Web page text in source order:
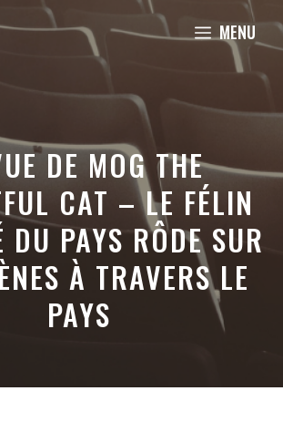
MENU
DE MOG THE
CAT – LE FÉLIN
DU PAYS RÔDE SUR
À TRAVERS LE
PAYS